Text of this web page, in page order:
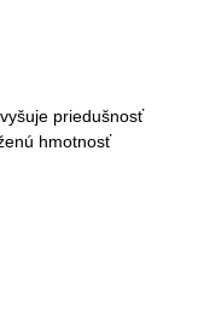
priedušnosť
hmotnosť